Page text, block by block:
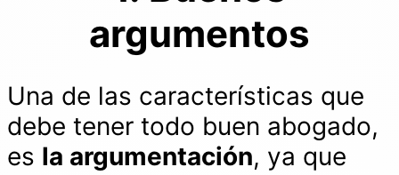
argumentos
Una de las características que
debe tener todo buen abogado,
es la argumentación, ya que